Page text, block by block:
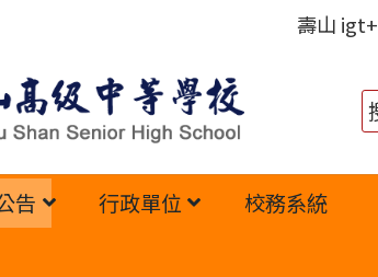
壽山 igt+
告 行政單位 校務系統